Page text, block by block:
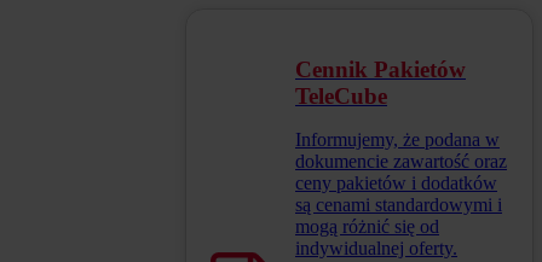
Cennik Pakietów
TeleCube
Informujemy, że podana w
dokumencie zawartość oraz
ceny pakietów i dodatków
są cenami standardowymi i
mogą różnić się od
indywidualnej oferty.